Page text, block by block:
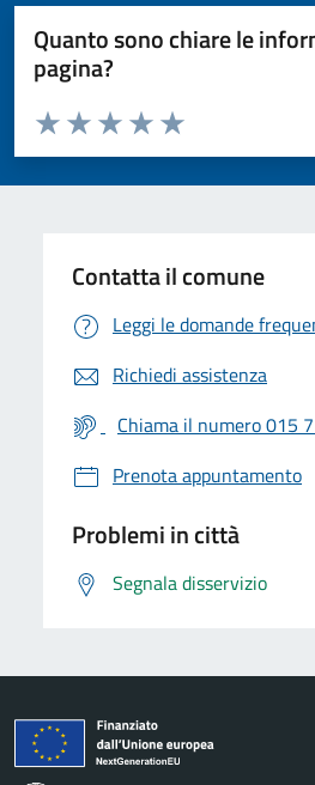
Quanto sono chiare le
pagina?
Valuta da 1 a 5 stelle la pagina
Valuta 5 stelle su 5
Valuta 4 stelle su 5
Valuta 3 stelle su 5
Valuta 2 stelle su 5
Valuta 1 stelle su 5
Contatta il comune
Leggi le domande
Richiedi assistenza
Chiama il numero 015
Prenota appuntamento
Problemi in città
Segnala disservizio